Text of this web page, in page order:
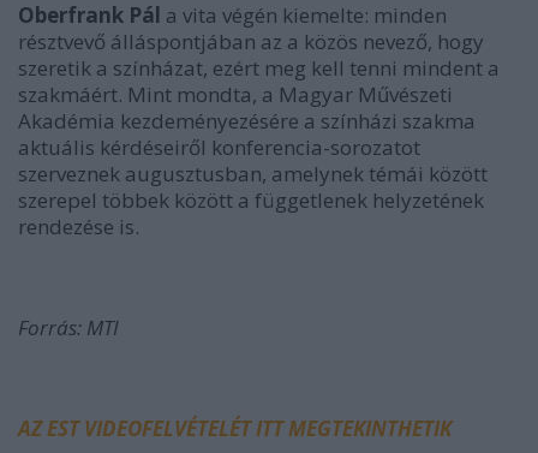
Oberfrank Pál a vita végén kiemelte: minden
résztvevő álláspontjában az a közös nevező, hogy
szeretik a színházat, ezért meg kell tenni mindent a
szakmáért. Mint mondta, a Magyar Művészeti
Akadémia kezdeményezésére a színházi szakma
aktuális kérdéseiről konferencia-sorozatot
szerveznek augusztusban, amelynek témái között
szerepel többek között a függetlenek helyzetének
rendezése is.
Forrás: MTI
AZ EST VIDEOFELVÉTELÉT ITT MEGTEKINTHETIK